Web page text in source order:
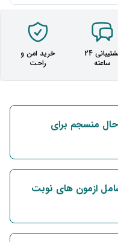
پشتیبانی 24
ساعته
خرید امن و
راحت
منسجم برای
ازمون های نوبت